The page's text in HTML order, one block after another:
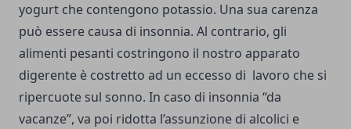
yogurt che contengono potassio. Una sua carenza
può essere causa di insonnia. Al contrario, gli
alimenti pesanti costringono il nostro apparato
digerente è costretto ad un eccesso di lavoro che si
ripercuote sul sonno. In caso di insonnia “da
vacanze”, va poi ridotta l’assunzione di alcolici e